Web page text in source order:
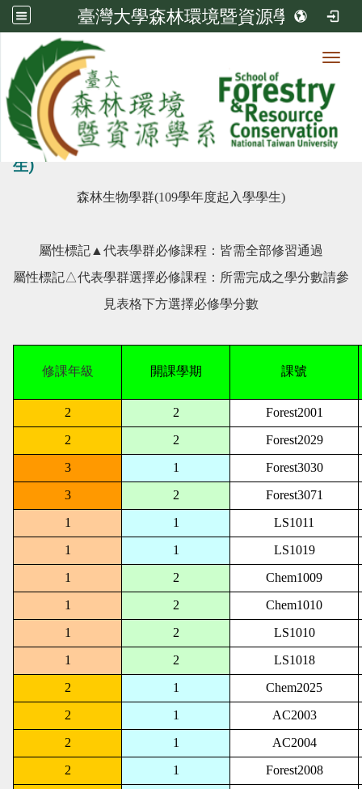
臺灣大學森林環境暨資源學系
瀏覽人次: 38337
森林生物學群(109學年度起入學學
生)
森林生物學群(109學年度起入學學生)
屬性標記▲代表學群必修課程：皆需全部修習通過
屬性標記△代表學群選擇必修課程：所需完成之學分數請參
見表格下方選擇必修學分數
修課年級 開課學期 課號
2 2
Forest2001
2
2
Forest2029
3
1
Forest3030
3
2
Forest3071
1
1
LS1011
1
1
LS1019
1
2
Chem1009
1
2
Chem1010
1
2
LS1010
1
2
LS1018
2
1
Chem2025
2
1
AC2003
2
1
AC2004
2
1
Forest2008